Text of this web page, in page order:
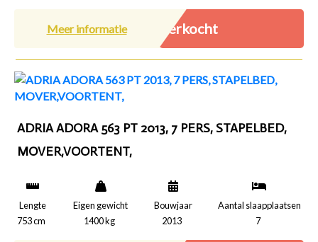
Meer informatie Verkocht
ADRIA ADORA 563 PT 2013, 7 PERS, STAPELBED,
MOVER,VOORTENT,
Lengte
753 cm
Eigen gewicht
1400 kg
Bouwjaar
2013
Aantal slaapplaatsen
7